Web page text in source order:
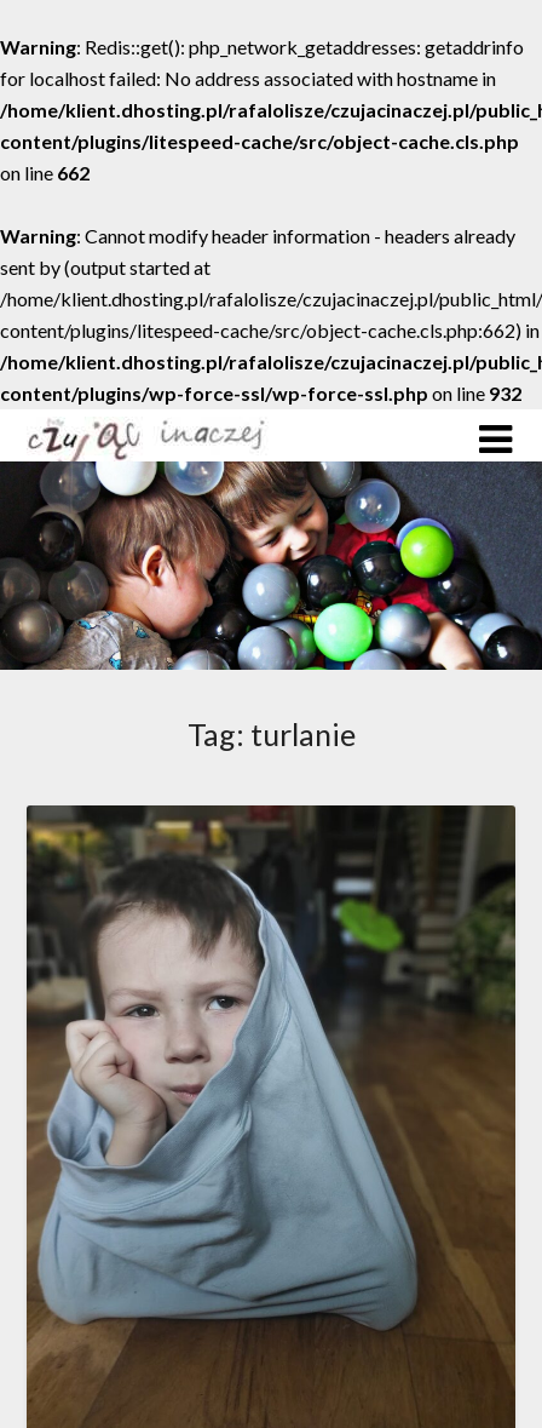
Warning: Redis::get(): php_network_getaddresses: getaddrinfo
for localhost failed: No address associated with hostname in
/home/klient.dhosting.pl/rafalolisze/czujacinaczej.pl/
content/plugins/litespeed-cache/src/object-cache.cls.php
on line 662
Warning: Cannot modify header information - headers already
sent by (output started at
/home/klient.dhosting.pl/rafalolisze/czujacinaczej.pl/
content/plugins/litespeed-cache/src/object-cache.cls.php:662) in
/home/klient.dhosting.pl/rafalolisze/czujacinaczej.pl/
content/plugins/wp-force-ssl/wp-force-ssl.php on line 932
Tag: turlanie